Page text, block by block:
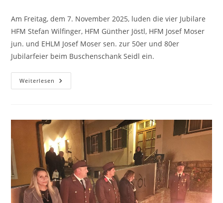
Am Freitag, dem 7. November 2025, luden die vier Jubilare
HFM Stefan Wilfinger, HFM Günther Jöstl, HFM Josef Moser
jun. und EHLM Josef Moser sen. zur 50er und 80er
Jubilarfeier beim Buschenschank Seidl ein.
Weiterlesen